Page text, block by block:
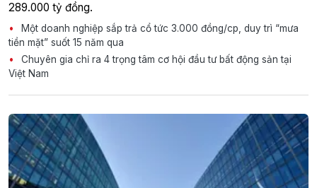
289.000 tỷ đồng.
Một doanh nghiệp sắp trả cổ tức 3.000 đồng/cp, duy trì “mưa
tiền mặt” suốt 15 năm qua
Chuyên gia chỉ ra 4 trọng tâm cơ hội đầu tư bất động sản tại
Việt Nam